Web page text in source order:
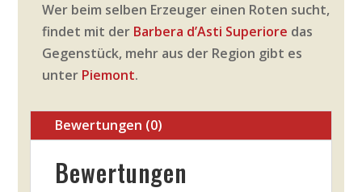
Wer beim selben Erzeuger einen Roten sucht,
findet mit der Barbera d’Asti Superiore das
Gegenstück, mehr aus der Region gibt es
unter Piemont.
Bewertungen (0)
Bewertungen